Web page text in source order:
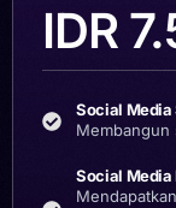
IDR
Social
Social